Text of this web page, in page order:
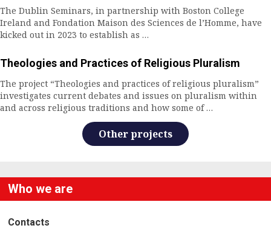
The Dublin Seminars, in partnership with Boston College
Ireland and Fondation Maison des Sciences de l’Homme, have
kicked out in 2023 to establish as …
Theologies and Practices of Religious Pluralism
The project “Theologies and practices of religious pluralism”
investigates current debates and issues on pluralism within
and across religious traditions and how some of …
Other projects
Who we are
Contacts